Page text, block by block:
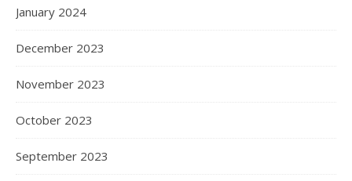
January 2024
December 2023
November 2023
October 2023
September 2023